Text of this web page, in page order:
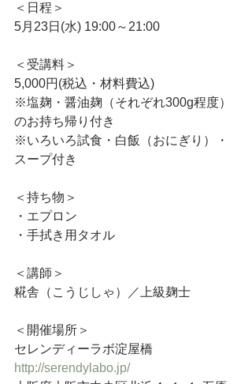
＜日程＞
5月23日(水) 19:00～21:00
＜受講料＞
5,000円(税込・材料費込)
※塩麹・醤油麹（それぞれ300g程度）
のお持ち帰り付き
※いろいろ試食・白飯（おにぎり）・
スープ付き
＜持ち物＞
・エプロン
・手拭き用タオル
＜講師＞
糀舎（こうじしゃ）／上級麹士
＜開催場所＞
セレンディーラボ淀屋橋
http://serendylabo.jp/